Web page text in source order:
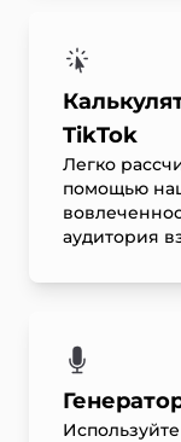
TikTok
Легко
помощью
аудитория